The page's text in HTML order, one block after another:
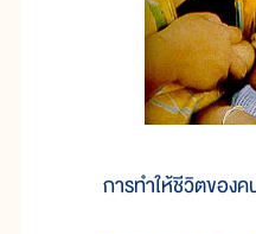
การทำให้ชีวิตของ